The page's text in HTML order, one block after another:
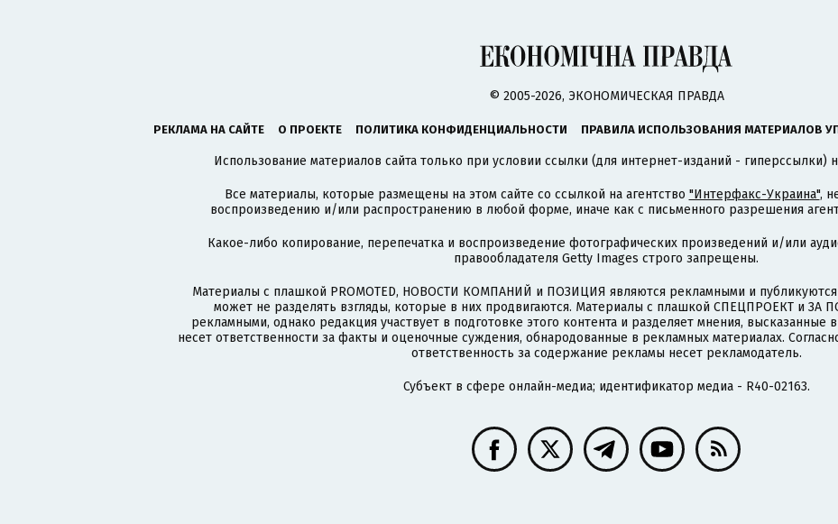
© 2005-2026, ЭКОНОМИЧЕСКАЯ ПРАВДА
РЕКЛАМА НА САЙТЕ О ПРОЕКТЕ ПОЛИТИКА КОНФИДЕНЦИАЛЬНОСТИ ПРАВИЛА ИСПОЛЬЗОВАНИЯ МАТЕРИАЛОВ
Использование материалов сайта только при условии ссылки (для интернет-изданий - гиперссылки)
Все материалы, которые размещены на этом сайте со ссылкой на агентство "Интерфакс-Украина",
воспроизведению и/или распространению в любой форме, иначе как с письменного разрешения
Какое-либо копирование, перепечатка и воспроизведение фотографических произведений и/или
правообладателя Getty Images строго запрещены.
Материалы с плашкой PROMOTED, НОВОСТИ КОМПАНИЙ и ПОЗИЦИЯ являются рекламными и публикуются
может не разделять взгляды, которые в них продвигаются. Материалы с плашкой СПЕЦПРОЕКТ и ЗА
рекламными, однако редакция участвует в подготовке этого контента и разделяет мнения, высказанные
несет ответственности за факты и оценочные суждения, обнародованные в рекламных материалах.
ответственность за содержание рекламы несет рекламодатель.
Субъект в сфере онлайн-медиа; идентификатор медиа - R40-02163.